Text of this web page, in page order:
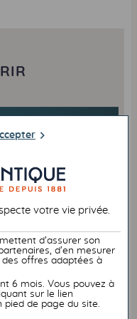
votre vie privée.
d’assurer son
d’en mesurer
offres adaptées à
6 mois. Vous pouvez à
sur le lien
pied de page du site.